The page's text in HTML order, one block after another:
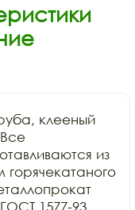
клееный
из
1577-93.